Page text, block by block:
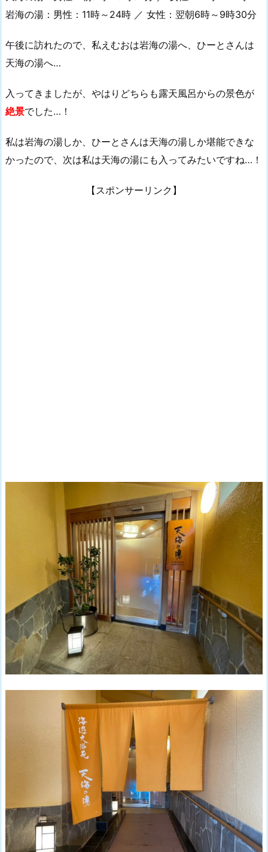
岩海の湯：男性：11時～24時 ／ 女性：翌朝6時～9時30分
午後に訪れたので、私えむおは岩海の湯へ、ひーとさんは
天海の湯へ…
入ってきましたが、やはりどちらも露天風呂からの景色が
絶景でした…！
私は岩海の湯しか、ひーとさんは天海の湯しか堪能できな
かったので、次は私は天海の湯にも入ってみたいですね…！
【スポンサーリンク】